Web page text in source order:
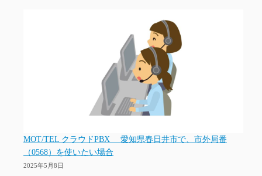
MOT/TEL クラウドPBX 愛知県春日井市で、市外局番
（0568）を使いたい場合
2025年5月8日